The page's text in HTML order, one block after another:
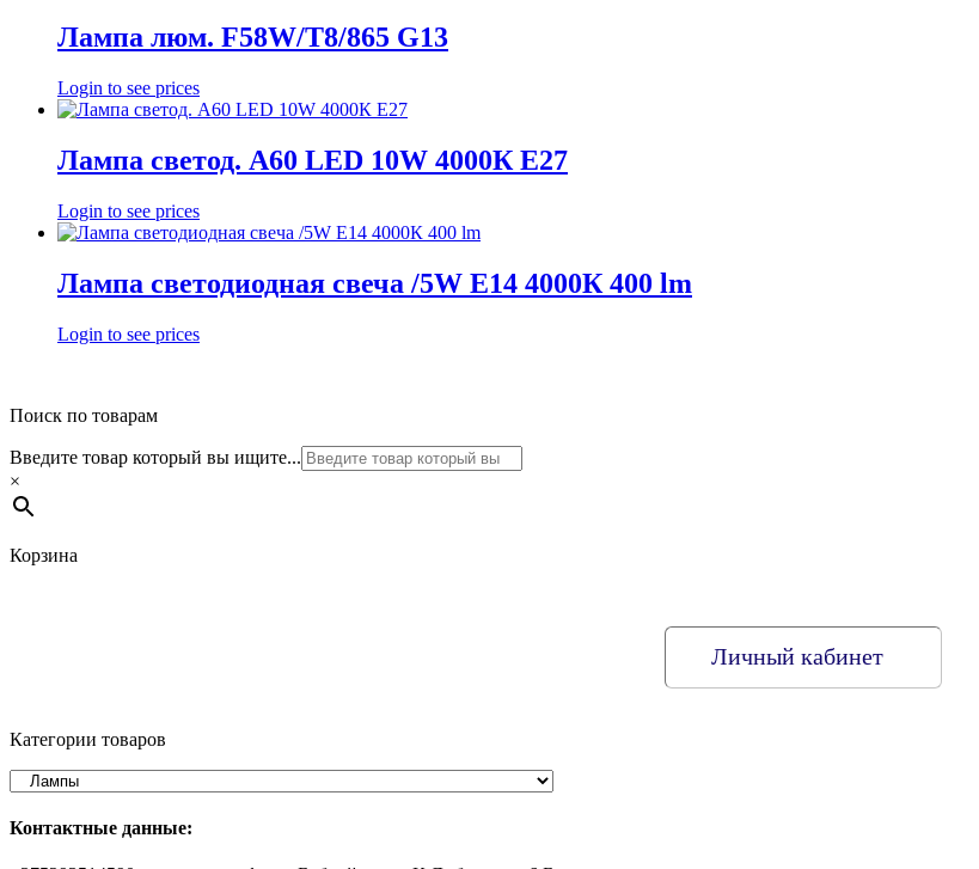
Лампа люм. F58W/T8/865 G13
Login to see prices
Лампа светод. A60 LED 10W 4000К E27
Login to see prices
Лампа светодиодная свеча /5W E14 4000К 400 lm
Login to see prices
Поиск по товарам
Введите товар который вы ищите...
×
Корзина
Личный кабинет
Категории товаров
Контактные данные: